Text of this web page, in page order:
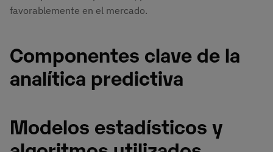
favorablemente en el mercado.
Componentes clave de la
analítica predictiva
Modelos estadísticos y